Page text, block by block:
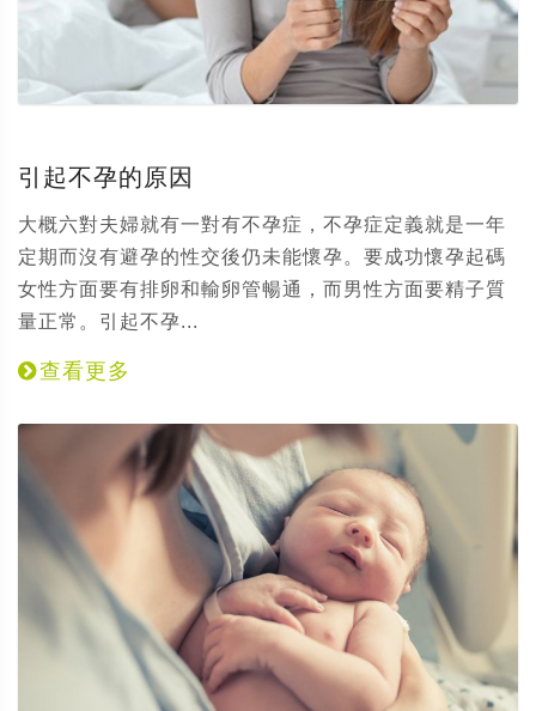
引起不孕的原因
大概六對夫婦就有一對有不孕症，不孕症定義就是一年
定期而沒有避孕的性交後仍未能懷孕。要成功懷孕起碼
女性方面要有排卵和輸卵管暢通，而男性方面要精子質
量正常。引起不孕...
查看更多